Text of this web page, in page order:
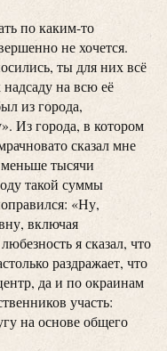
по каким-то
не хочется.
ты для них всё
на всю её
из города,
Из города, в котором
сказал мне
тысячи
такой суммы
«Ну,
включая
я сказал, что
раздражает, что
да и по окраинам
участь:
на основе общего